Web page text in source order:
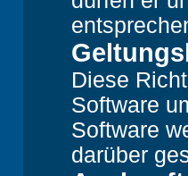
Diese
Software
Software
darüber